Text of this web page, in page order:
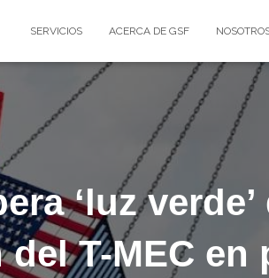
SERVICIOS ACERCA DE GSF
‘luz
T-MEC en